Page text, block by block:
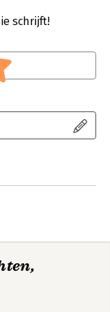
schrijft!